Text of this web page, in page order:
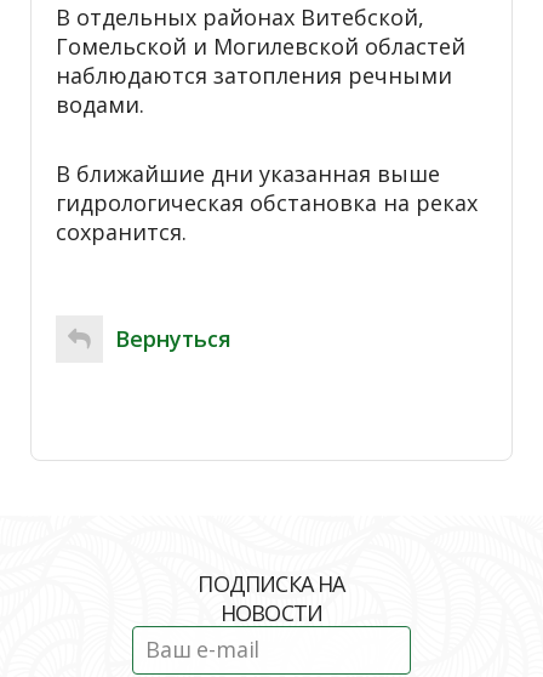
В отдельных районах Витебской,
Гомельской и Могилевской областей
наблюдаются затопления речными
водами.
В ближайшие дни указанная выше
гидрологическая обстановка на реках
сохранится.
Вернуться
ПОДПИСКА НА
НОВОСТИ